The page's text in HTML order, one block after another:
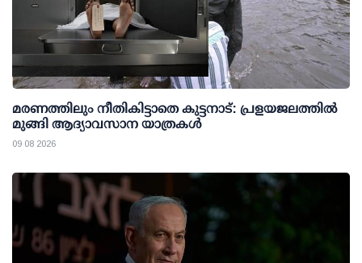
മരണത്തിലും നീതികിട്ടാതെ കുട്ടനാട്: പ്രളയജലത്തില്‍
മുങ്ങി ആദ്യാവസാന യാത്രകള്‍
09 08 2026